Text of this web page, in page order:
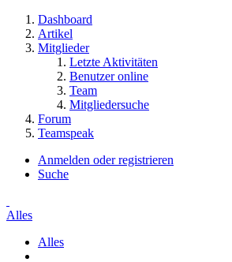
Dashboard
Artikel
Mitglieder
Letzte Aktivitäten
Benutzer online
Team
Mitgliedersuche
Forum
Teamspeak
Anmelden oder registrieren
Suche
Alles
Alles